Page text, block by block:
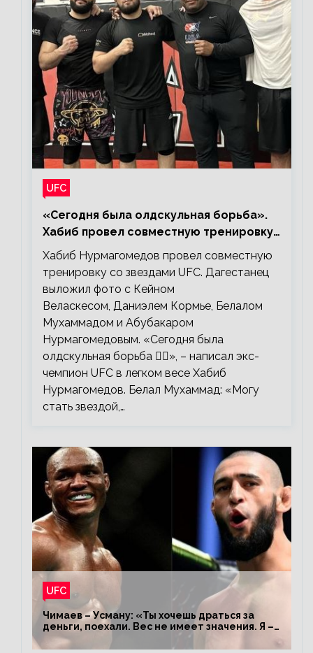
UFC
«Сегодня была олдскульная борьба».
Хабиб провел совместную тренировку
со звездами UFC
Хабиб Нурмагомедов провел совместную
тренировку со звездами UFC. Дагестанец
выложил фото с Кейном
Веласкесом, Даниэлем Кормье, Белалом
Мухаммадом и Абубакаром
Нурмагомедовым. «Сегодня была
олдскульная борьба 🤼‍♂️», – написал экс-
чемпион UFC в легком весе Хабиб
Нурмагомедов. Белал Мухаммад: «Могу
стать звездой,…
UFC
Чимаев – Усману: «Ты хочешь драться за
деньги, поехали. Вес не имеет значения. Я –
король»